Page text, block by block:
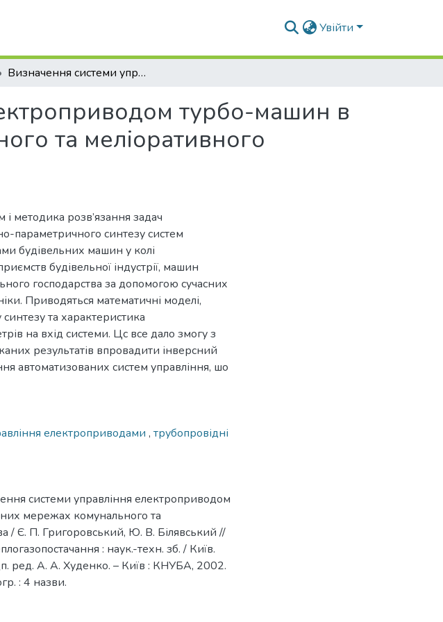
Увійти
Визначення системи управління електроприводом турбо-машин в трубопровідних мережах комунального та меліоративного господарства
турбо-машин в
та меліоративного
методика розв’язання задач
параметричного синтезу систем
будівельних машин у колі
будівельної індустрії, машин
господарства за допомогою сучасних
Приводяться математичні моделі,
та характеристика
на вхід системи. Цс все дало змогу з
результатів впровадити інверсний
автоматизованих систем управління, шо
електроприводами , трубопровідні
системи управління електроприводом
мережах комунального та
/ Є. П. Григоровський, Ю. В. Білявський //
: наук.-техн. зб. / Київ.
ред. А. А. Худенко. – Київ : КНУБА, 2002.
: 4 назви.